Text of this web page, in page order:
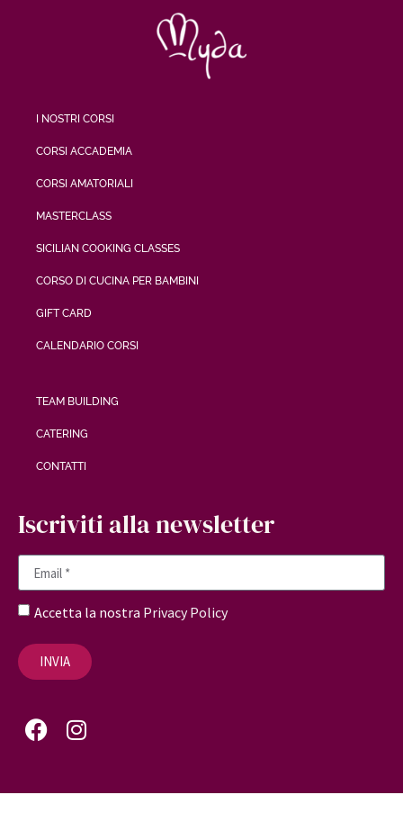
I NOSTRI CORSI
CORSI ACCADEMIA
CORSI AMATORIALI
MASTERCLASS
SICILIAN COOKING CLASSES
CORSO DI CUCINA PER BAMBINI
GIFT CARD
CALENDARIO CORSI
TEAM BUILDING
CATERING
CONTATTI
Iscriviti alla newsletter
Accetta la nostra Privacy Policy
INVIA